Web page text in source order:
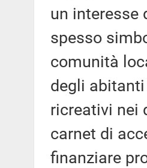
un interesse
spesso
comunità
degli
ricreativi nei
carnet di
finanziare